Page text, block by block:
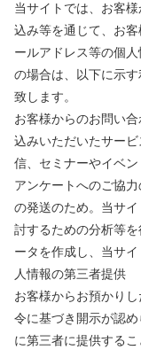
当サイトでは、お客
込み等を通じて、お
ールアドレス等の個
の場合は、以下に示
致します。
お客様からのお問い
込みいただいたサー
信、セミナーやイベ
アンケートへのご協
の発送のため。当サ
討するための分析等
ータを作成し、当サ
人情報の第三者提供
お客様からお預かり
令に基づき開示が認
に第三者に提供するこ